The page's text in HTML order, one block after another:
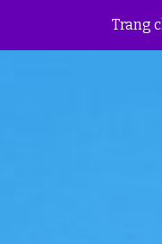
Skip to main contentTrang